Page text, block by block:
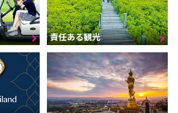
責任ある観光